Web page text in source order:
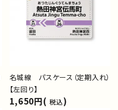
名城線 パスケース（定期入れ）
【左回り】
1,650円( 税込)